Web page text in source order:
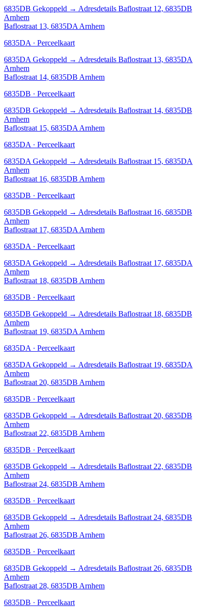
6835DB Gekoppeld → Adresdetails Baflostraat 12, 6835DB
Arnhem
Baflostraat 13, 6835DA Arnhem
6835DA · Perceelkaart
6835DA Gekoppeld → Adresdetails Baflostraat 13, 6835DA
Arnhem
Baflostraat 14, 6835DB Arnhem
6835DB · Perceelkaart
6835DB Gekoppeld → Adresdetails Baflostraat 14, 6835DB
Arnhem
Baflostraat 15, 6835DA Arnhem
6835DA · Perceelkaart
6835DA Gekoppeld → Adresdetails Baflostraat 15, 6835DA
Arnhem
Baflostraat 16, 6835DB Arnhem
6835DB · Perceelkaart
6835DB Gekoppeld → Adresdetails Baflostraat 16, 6835DB
Arnhem
Baflostraat 17, 6835DA Arnhem
6835DA · Perceelkaart
6835DA Gekoppeld → Adresdetails Baflostraat 17, 6835DA
Arnhem
Baflostraat 18, 6835DB Arnhem
6835DB · Perceelkaart
6835DB Gekoppeld → Adresdetails Baflostraat 18, 6835DB
Arnhem
Baflostraat 19, 6835DA Arnhem
6835DA · Perceelkaart
6835DA Gekoppeld → Adresdetails Baflostraat 19, 6835DA
Arnhem
Baflostraat 20, 6835DB Arnhem
6835DB · Perceelkaart
6835DB Gekoppeld → Adresdetails Baflostraat 20, 6835DB
Arnhem
Baflostraat 22, 6835DB Arnhem
6835DB · Perceelkaart
6835DB Gekoppeld → Adresdetails Baflostraat 22, 6835DB
Arnhem
Baflostraat 24, 6835DB Arnhem
6835DB · Perceelkaart
6835DB Gekoppeld → Adresdetails Baflostraat 24, 6835DB
Arnhem
Baflostraat 26, 6835DB Arnhem
6835DB · Perceelkaart
6835DB Gekoppeld → Adresdetails Baflostraat 26, 6835DB
Arnhem
Baflostraat 28, 6835DB Arnhem
6835DB · Perceelkaart